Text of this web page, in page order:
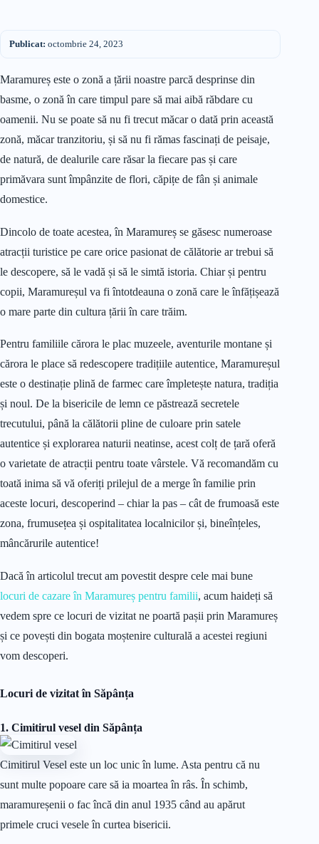
Publicat: octombrie 24, 2023
Maramureș este o zonă a țării noastre parcă desprinse din
basme, o zonă în care timpul pare să mai aibă răbdare cu
oamenii. Nu se poate să nu fi trecut măcar o dată prin această
zonă, măcar tranzitoriu, și să nu fi rămas fascinați de peisaje,
de natură, de dealurile care răsar la fiecare pas și care
primăvara sunt împânzite de flori, căpițe de fân și animale
domestice.
Dincolo de toate acestea, în Maramureș se găsesc numeroase
atracții turistice pe care orice pasionat de călătorie ar trebui să
le descopere, să le vadă și să le simtă istoria. Chiar și pentru
copii, Maramureșul va fi întotdeauna o zonă care le înfățișează
o mare parte din cultura țării în care trăim.
Pentru familiile cărora le plac muzeele, aventurile montane și
cărora le place să redescopere tradițiile autentice, Maramureșul
este o destinație plină de farmec care împletește natura, tradiția
și noul. De la bisericile de lemn ce păstrează secretele
trecutului, până la călătorii pline de culoare prin satele
autentice și explorarea naturii neatinse, acest colț de țară oferă
o varietate de atracții pentru toate vârstele. Vă recomandăm cu
toată inima să vă oferiți prilejul de a merge în familie prin
aceste locuri, descoperind – chiar la pas – cât de frumoasă este
zona, frumusețea și ospitalitatea localnicilor și, bineînțeles,
mâncărurile autentice!
Dacă în articolul trecut am povestit despre cele mai bune
locuri de cazare în Maramureș pentru familii, acum haideți să
vedem spre ce locuri de vizitat ne poartă pașii prin Maramureș
și ce povești din bogata moștenire culturală a acestei regiuni
vom descoperi.
Locuri de vizitat în Săpânța
1. Cimitirul vesel din Săpânța
Cimitirul Vesel este un loc unic în lume. Asta pentru că nu
sunt multe popoare care să ia moartea în râs. În schimb,
maramureșenii o fac încă din anul 1935 când au apărut
primele cruci vesele în curtea bisericii.